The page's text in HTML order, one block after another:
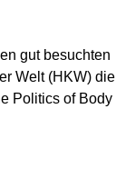
gut besuchten
Welt (HKW) die
Politics of Body